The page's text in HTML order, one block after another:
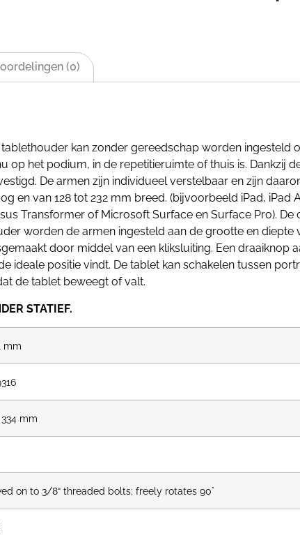
(0)
kan zonder gereedschap worden ingesteld
op het podium, in de repetitieruimte of thuis is. Dankzij
De armen zijn individueel verstelbaar en zijn
en van 128 tot 232 mm breed. (bijvoorbeeld iPad, iPad
Transformer of Microsoft Surface en Surface Pro).
worden de armen ingesteld aan de grootte en diepte
door middel van een kliksluiting. Een draaiknop
ideale positie vindt. De tablet kan schakelen tussen
de tablet beweegt of valt.
STATIEF.
mm
mm
on to 3/8“ threaded bolts; freely rotates 90°